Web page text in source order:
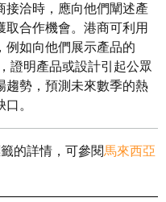
接洽時，應向他們闡述產
取合作機會。港商可利用
例如向他們展示產品的
證明產品或設計引起公眾
趨勢，預測未來數季的熱
。
的詳情，可參閱馬來西亞